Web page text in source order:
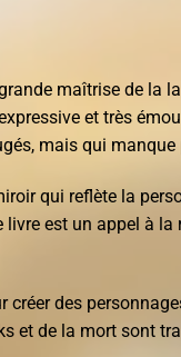
maîtrise de la
et très
mais qui
qui reflète la
est un appel à la
créer des
et de la mort sont